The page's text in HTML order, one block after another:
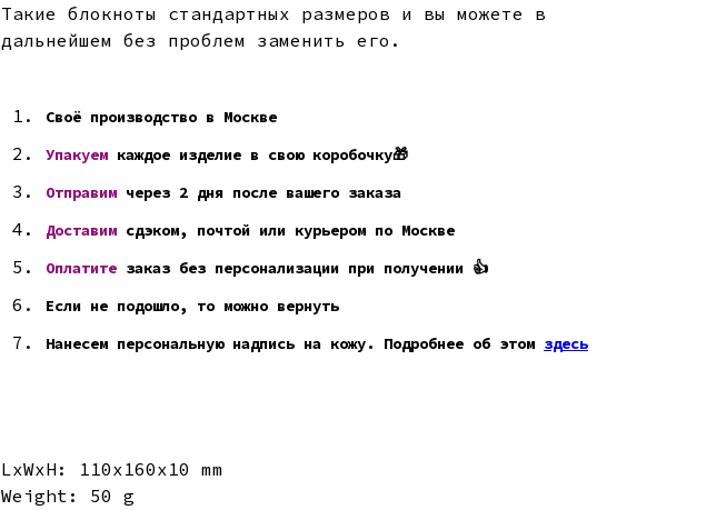
Такие блокноты стандартных размеров и вы можете в
дальнейшем без проблем заменить его.
Своё производство в Москве
Упакуем каждое изделие в свою коробочку🎁
Отправим через 2 дня после вашего заказа
Доставим сдэком, почтой или курьером по Москве
Оплатите заказ без персонализации при получении 👍
Если не подошло, то можно вернуть
Нанесем персональную надпись на кожу. Подробнее об этом здесь
LxWxH: 110x160x10 mm
Weight: 50 g